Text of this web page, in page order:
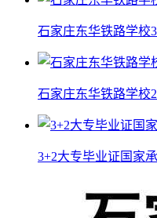
石家庄东华铁路学校
石家庄东华铁路学校
3+2大专毕业证国家承